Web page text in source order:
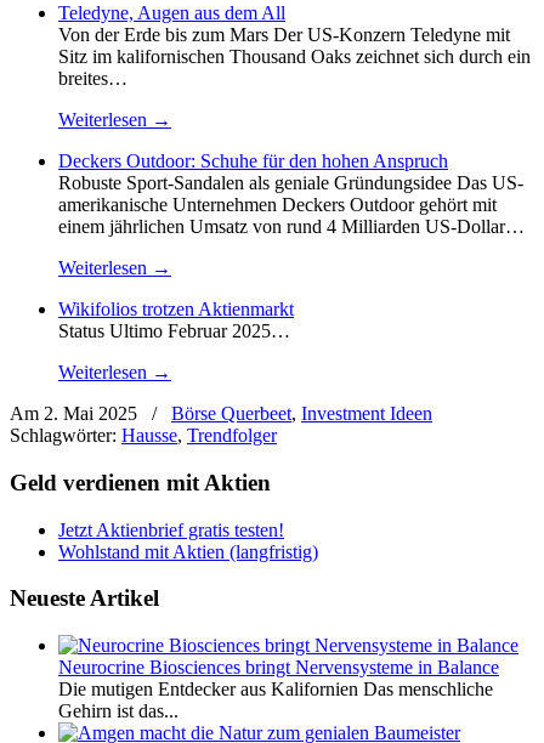
Teledyne, Augen aus dem All
Von der Erde bis zum Mars Der US-Konzern Teledyne mit
Sitz im kalifornischen Thousand Oaks zeichnet sich durch ein
breites…
Weiterlesen →
Deckers Outdoor: Schuhe für den hohen Anspruch
Robuste Sport-Sandalen als geniale Gründungsidee Das US-
amerikanische Unternehmen Deckers Outdoor gehört mit
einem jährlichen Umsatz von rund 4 Milliarden US-Dollar…
Weiterlesen →
Wikifolios trotzen Aktienmarkt
Status Ultimo Februar 2025…
Weiterlesen →
Am 2. Mai 2025
/ Börse Querbeet, Investment Ideen
Schlagwörter: Hausse, Trendfolger
Geld verdienen mit Aktien
Jetzt Aktienbrief gratis testen!
Wohlstand mit Aktien (langfristig)
Neueste Artikel
Neurocrine Biosciences bringt Nervensysteme in Balance
Die mutigen Entdecker aus Kalifornien Das menschliche
Gehirn ist das...